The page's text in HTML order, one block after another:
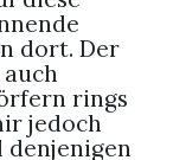
dort. Der
rings
jedoch